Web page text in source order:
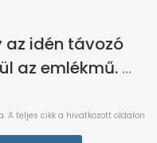
az idén távozó
az emlékmű.